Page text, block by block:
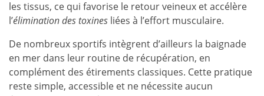
les tissus, ce qui favorise le retour veineux et accélère
l’élimination des toxines liées à l’effort musculaire.
De nombreux sportifs intègrent d’ailleurs la baignade
en mer dans leur routine de récupération, en
complément des étirements classiques. Cette pratique
reste simple, accessible et ne nécessite aucun